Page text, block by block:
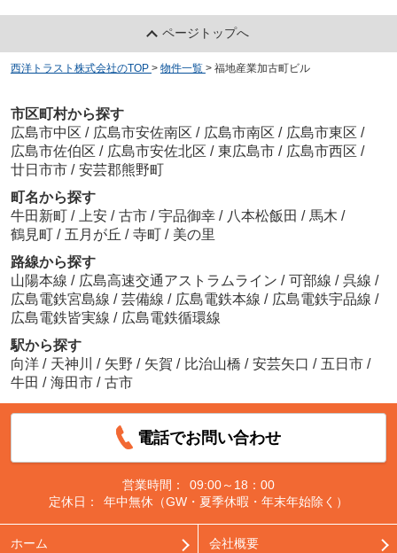
ページトップへ
西洋トラスト株式会社のTOP > 物件一覧 > 福地産業加古町ビル
市区町村から探す
広島市中区 / 広島市安佐南区 / 広島市南区 / 広島市東区 /
広島市佐伯区 / 広島市安佐北区 / 東広島市 / 広島市西区 /
廿日市市 / 安芸郡熊野町
町名から探す
牛田新町 / 上安 / 古市 / 宇品御幸 / 八本松飯田 / 馬木 /
鶴見町 / 五月が丘 / 寺町 / 美の里
路線から探す
山陽本線 / 広島高速交通アストラムライン / 可部線 / 呉線 /
広島電鉄宮島線 / 芸備線 / 広島電鉄本線 / 広島電鉄宇品線 /
広島電鉄皆実線 / 広島電鉄循環線
駅から探す
向洋 / 天神川 / 矢野 / 矢賀 / 比治山橋 / 安芸矢口 / 五日市 /
牛田 / 海田市 / 古市
電話でお問い合わせ
営業時間：
09:00～18：00
定休日：
年中無休（GW・夏季休暇・年末年始除く）
ホーム 会社概要